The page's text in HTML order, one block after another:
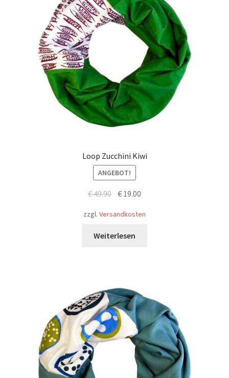
Loop Zucchini Kiwi
ANGEBOT!
€49.90 Ursprünglicher
war:
€ 49.90
€ 19.00
ist:
zzgl. Versandkosten
Weiterlesen